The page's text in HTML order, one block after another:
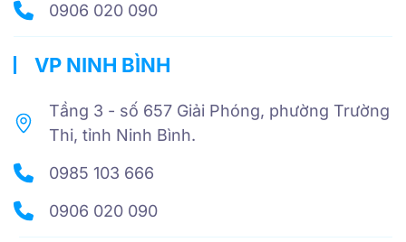
0906 020 090
VP NINH BÌNH
Tầng 3 - số 657 Giải Phóng, phường Trường
Thi, tỉnh Ninh Bình.
0985 103 666
0906 020 090